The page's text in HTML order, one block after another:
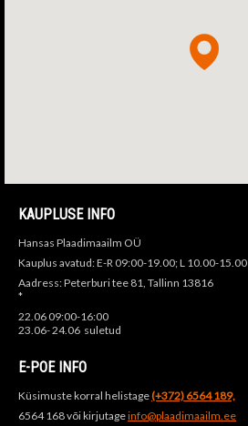
KAUPLUSE INFO
Hansas Plaadimaailm OÜ
Kauplus avatud: E-R 09:00-19.00; L 10.00-15.00
Aadress: Peterburi tee 81, Tallinn 13816
*
22.06 09:00-16:00
23.06- 24.06 suletud
E-POE INFO
Küsimuste korral helistage(+372) 6564 189,
6564 168 või kirjutageinfo@plaadimaailm.ee